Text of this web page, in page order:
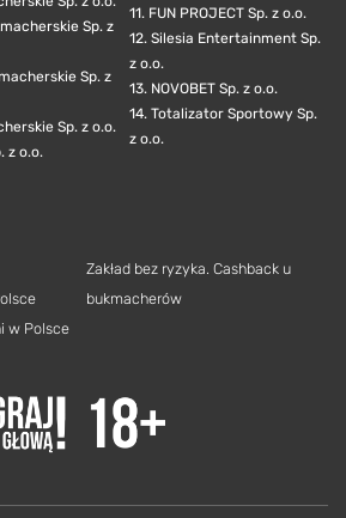
Sp. z
Sp. z
Sp. z o.o.
z o.o.
11. FUN PROJECT Sp. z o.o.
12. Silesia Entertainment Sp.
z o.o.
13. NOVOBET Sp. z o.o.
14. Totalizator Sportowy Sp.
z o.o.
w Polsce
Zakład bez ryzyka. Cashback u
bukmacherów